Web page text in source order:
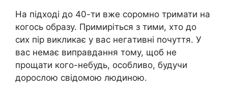
На підході до 40-ти вже соромно тримати на
когось образу. Примиріться з тими, хто до
сих пір викликає у вас негaтивні почуття. У
вас немає виправдання тому, щоб не
прощати кого-небудь, особливо, будучи
дорослою свідомою людиною.